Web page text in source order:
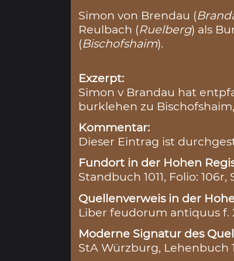
Simon von Brendau (
Reulbach (Ruelberg) als
(Bischofshaim).
Exzerpt:
Simon v Brandau hat
burklehen zu
Kommentar:
Dieser Eintrag ist
Fundort in der Hohen
Standbuch 1011, Folio:
Quellenverweis in der
Liber feudorum antiquus f.
Moderne Signatur des
StA Würzburg, Lehenbuch